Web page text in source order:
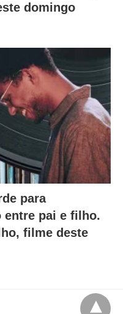
domingo
para
entre pai e filho.
filme deste